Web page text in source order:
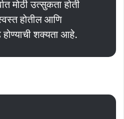
मोठी उत्सुकता होती
होतील आणि
होण्याची शक्यता आहे.